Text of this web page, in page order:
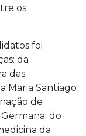
os
foi
da
das
Maria Santiago
de
do
da